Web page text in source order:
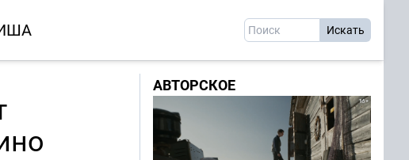
АВТОРСКОЕ